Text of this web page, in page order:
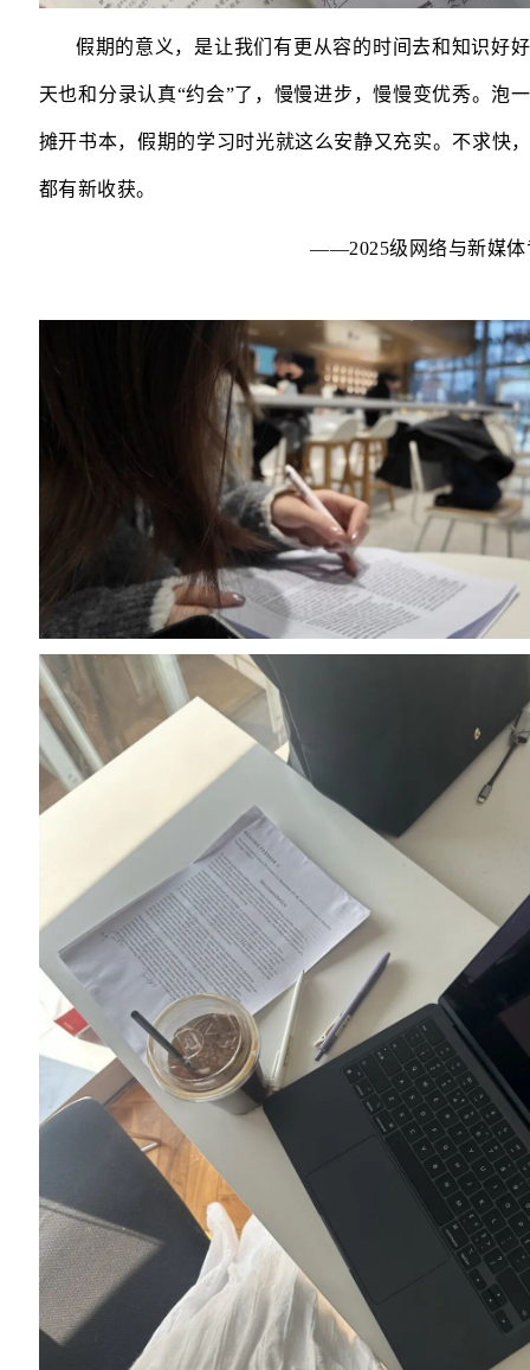
假期的意义，是让我们有更从容的时间去和知识好
天也和分录认真“约会”了，慢慢进步，慢慢变优秀。泡
摊开书本，假期的学习时光就这么安静又充实。不求快
都有新收获。
——2025级网络与新媒体